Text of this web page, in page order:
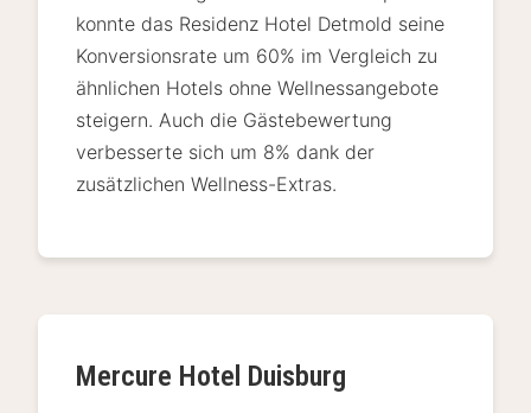
konnte das Residenz Hotel Detmold seine
Konversionsrate um 60% im Vergleich zu
ähnlichen Hotels ohne Wellnessangebote
steigern. Auch die Gästebewertung
verbesserte sich um 8% dank der
zusätzlichen Wellness-Extras.
Mercure Hotel Duisburg